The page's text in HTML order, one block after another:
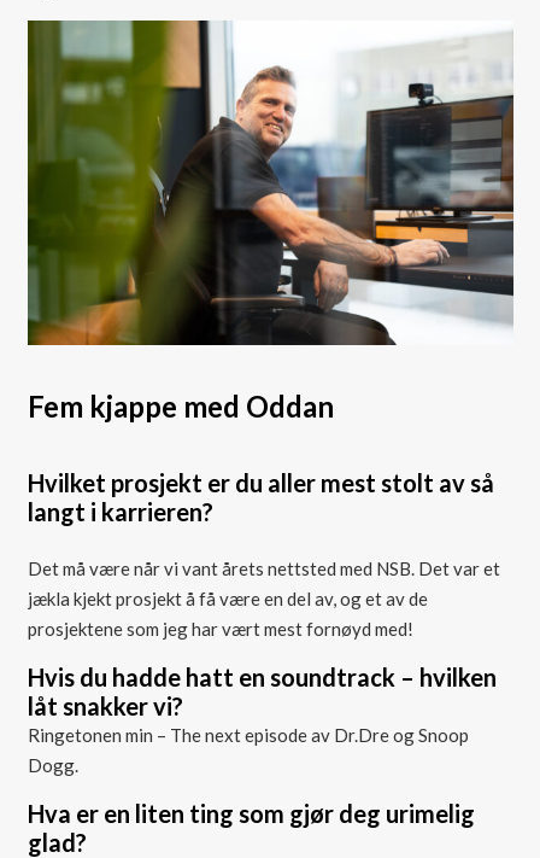
Fem kjappe med Oddan
Hvilket prosjekt er du aller mest stolt av så
langt i karrieren?
Det må være når vi vant årets nettsted med NSB. Det var et
jækla kjekt prosjekt å få være en del av, og et av de
prosjektene som jeg har vært mest fornøyd med!
Hvis du hadde hatt en soundtrack – hvilken
låt snakker vi?
Ringetonen min – The next episode av Dr.Dre og Snoop
Dogg.
Hva er en liten ting som gjør deg urimelig
glad?